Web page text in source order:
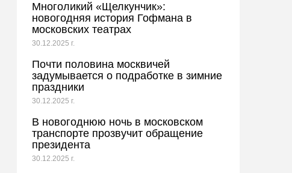
Многоликий «Щелкунчик»:
новогодняя история Гофмана в
московских театрах
30.12.2025 г.
Почти половина москвичей
задумывается о подработке в зимние
праздники
30.12.2025 г.
В новогоднюю ночь в московском
транспорте прозвучит обращение
президента
30.12.2025 г.